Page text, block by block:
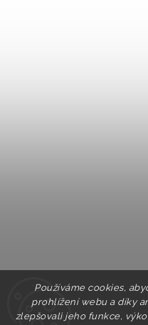
Používáme cookies,
prohlížení webu a díky
zlepšovali jeho funkce,